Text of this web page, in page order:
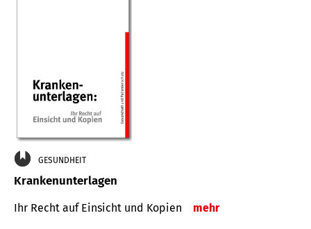
GESUNDHEIT
Krankenunterlagen
Ihr Recht auf Einsicht und Kopien mehr